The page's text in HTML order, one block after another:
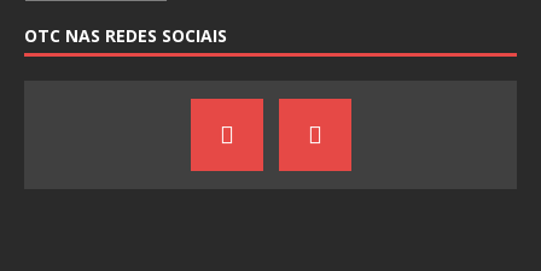
OTC NAS REDES SOCIAIS